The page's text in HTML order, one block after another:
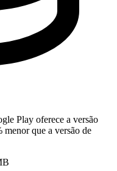
Play oferece a versão
que a versão de